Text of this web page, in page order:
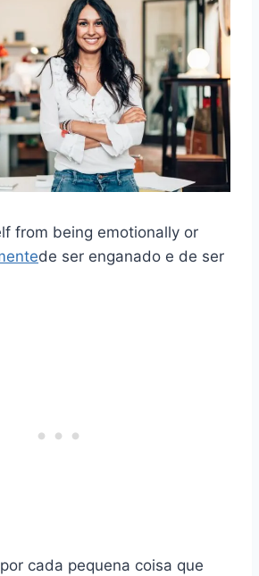
from being emotionally or
de ser enganado e de ser
cada pequena coisa que